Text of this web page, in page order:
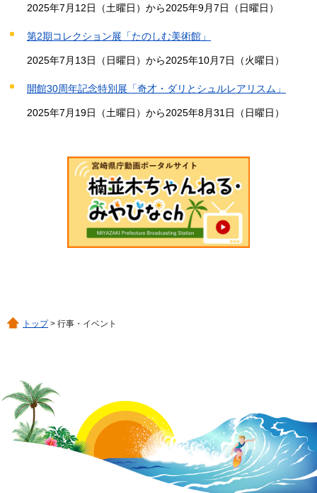
2025年7月12日（土曜日）から2025年9月7日（日曜日）
第2期コレクション展「たのしむ美術館」
2025年7月13日（日曜日）から2025年10月7日（火曜日）
開館30周年記念特別展「奇才・ダリとシュルレアリスム」
2025年7月19日（土曜日）から2025年8月31日（日曜日）
トップ> 行事・イベント